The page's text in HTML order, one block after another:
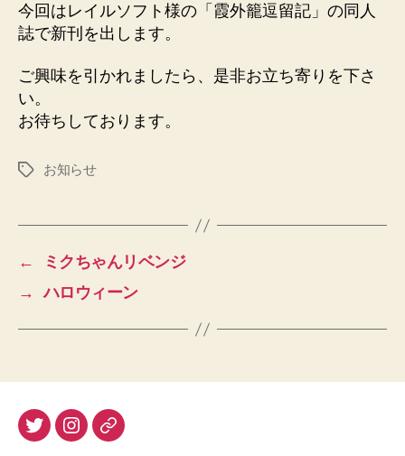
今回はレイルソフト様の「霞外籠逗留記」の同人
誌で新刊を出します。
ご興味を引かれましたら、是非お立ち寄りを下さ
い。
お待ちしております。
タ
お知らせ
←
ミクちゃんリベンジ
→
ハロウィーン
twitterinstagram
Pixiv